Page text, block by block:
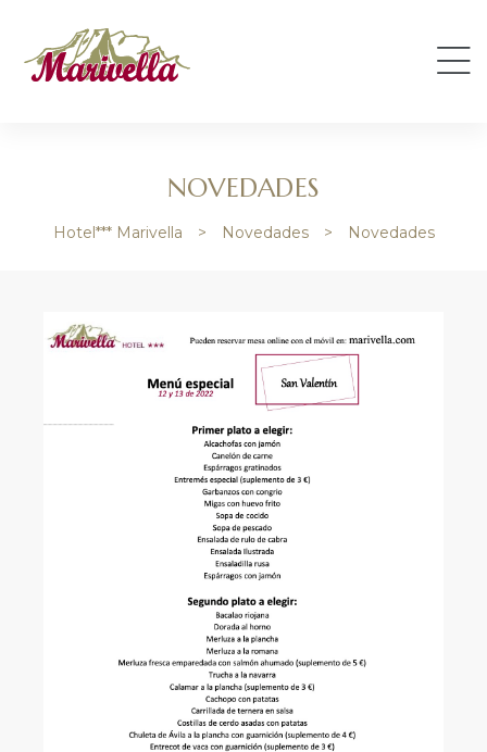
NOVEDADES
Hotel*** Marivella > Novedades > Novedades